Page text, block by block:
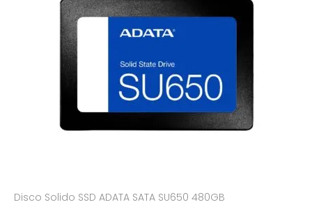
Disco Solido SSD ADATA SATA SU650 480GB